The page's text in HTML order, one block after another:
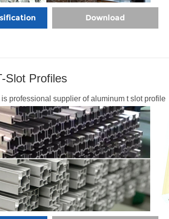
Download
Slot Profiles
professional supplier of aluminum t slot profile